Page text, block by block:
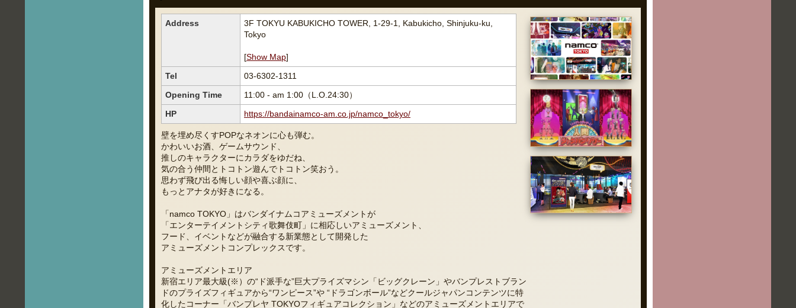
Address
3F TOKYU KABUKICHO TOWER, 1-29-1, Kabukicho, Shinjuku-ku,
Tokyo
[Show Map]
Tel
03-6302-1311
Opening Time
11:00 - am 1:00（L.O.24:30）
HP
https://bandainamco-am.co.jp/namco_tokyo/
壁を埋め尽くすPOPなネオンに心も弾む。
かわいいお酒、ゲームサウンド、
推しのキャラクターにカラダをゆだね、
気の合う仲間とトコトン遊んでトコトン笑おう。
思わず飛び出る悔しい顔や喜ぶ顔に、
もっとアナタが好きになる。
「namco TOKYO」はバンダイナムコアミューズメントが
「エンターテイメントシティ歌舞伎町」に相応しいアミューズメント、
フード、イベントなどが融合する新業態として開発した
アミューズメントコンプレックスです。
アミューズメントエリア
新宿エリア最大級(※）の“ド派手な”巨大プライズマシン「ビッグクレーン」やバンプレストブラン
ドのプライズフィギュアから“ワンピース”や “ドラゴンボール”などクールジャパンコンテンツに特
化したコーナー「バンプレヤ TOKYOフィギュアコレクション」などのアミューズメントエリアで